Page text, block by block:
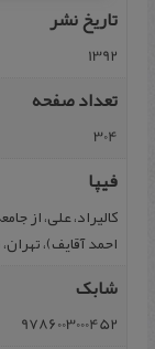
تاریخ نشر
1392
تعداد صفحه
304
فیپا
کالیراد، علی، از
احمد آقایف)، تهران، نشر
شابک
9786003000452